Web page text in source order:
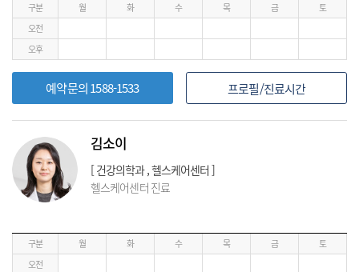
구분 월 화 수 목 금
토
오전
오후
예약문의 1588-1533 프로필/진료시간
김소이
[ 건강의학과 , 헬스케어센터 ]
헬스케어센터 진료
구분 월 화 수 목 금
토
오전